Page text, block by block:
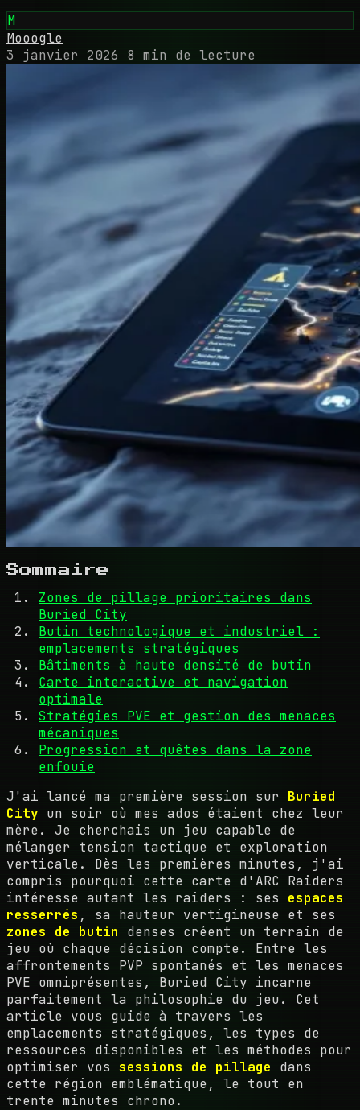
M
Mooogle
3 janvier 2026
8 min de lecture
Sommaire
Zones de pillage prioritaires dans
Buried City
Butin technologique et industriel :
emplacements stratégiques
Bâtiments à haute densité de butin
Carte interactive et navigation
optimale
Stratégies PVE et gestion des menaces
mécaniques
Progression et quêtes dans la zone
enfouie
J'ai lancé ma première session sur Buried
City un soir où mes ados étaient chez leur
mère. Je cherchais un jeu capable de
mélanger tension tactique et exploration
verticale. Dès les premières minutes, j'ai
compris pourquoi cette carte d'ARC Raiders
intéresse autant les raiders : ses espaces
resserrés , sa hauteur vertigineuse et ses
zones de butin denses créent un terrain de
jeu où chaque décision compte. Entre les
affrontements PVP spontanés et les menaces
PVE omniprésentes, Buried City incarne
parfaitement la philosophie du jeu. Cet
article vous guide à travers les
emplacements stratégiques, les types de
ressources disponibles et les méthodes pour
optimiser vos sessions de pillage dans
cette région emblématique, le tout en
trente minutes chrono.